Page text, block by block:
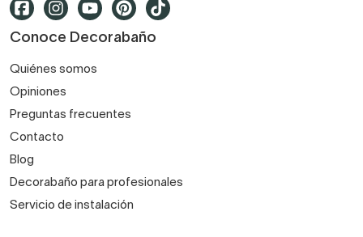
Conoce Decorabaño
Quiénes somos
Opiniones
Preguntas frecuentes
Contacto
Blog
Decorabaño para profesionales
Servicio de instalación